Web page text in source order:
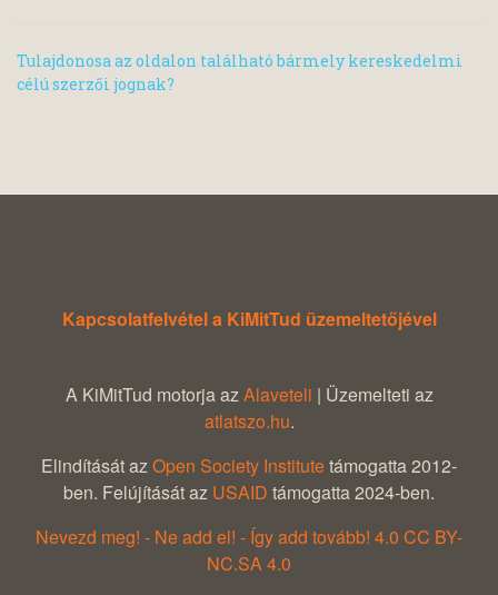
Tulajdonosa az oldalon található bármely kereskedelmi
célú szerzői jognak?
Kapcsolatfelvétel a KiMitTud üzemeltetőjével
A KiMitTud motorja azAlaveteli | Üzemelteti az
atlatszo.hu.
Elindítását azOpen Society Institutetámogatta 2012-
ben. Felújítását az USAID támogatta 2024-ben.
Nevezd meg! - Ne add el! - Így add tovább! 4.0 CC BY-
NC.SA 4.0